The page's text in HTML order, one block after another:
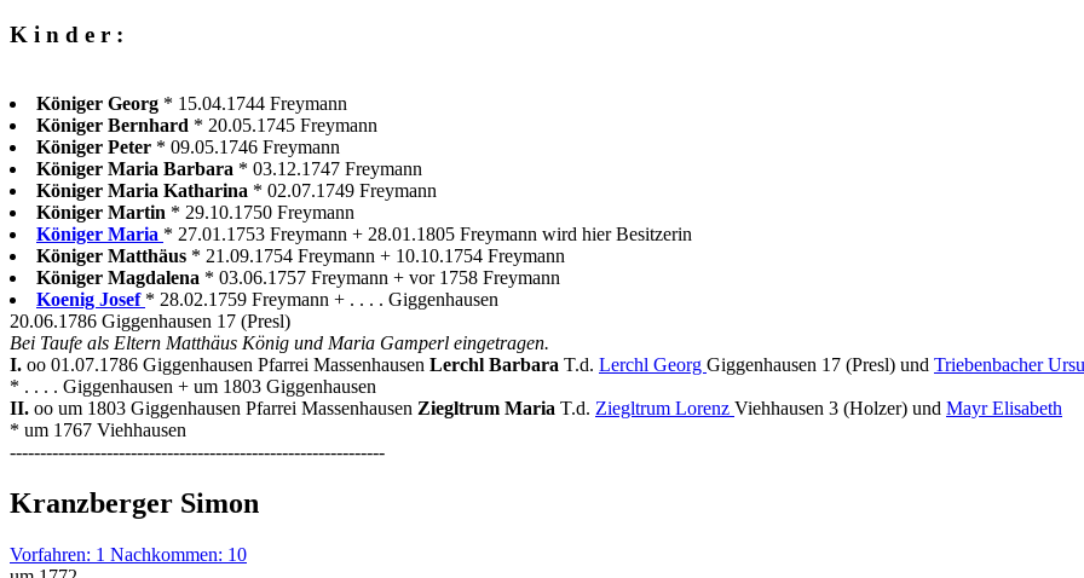
K i n d e r :
Königer Georg * 15.04.1744 Freymann
Königer Bernhard * 20.05.1745 Freymann
Königer Peter * 09.05.1746 Freymann
Königer Maria Barbara * 03.12.1747 Freymann
Königer Maria Katharina * 02.07.1749 Freymann
Königer Martin * 29.10.1750 Freymann
Königer Maria * 27.01.1753 Freymann + 28.01.1805 Freymann wird hier Besitzerin
Königer Matthäus * 21.09.1754 Freymann + 10.10.1754 Freymann
Königer Magdalena * 03.06.1757 Freymann + vor 1758 Freymann
Koenig Josef * 28.02.1759 Freymann + . . . . Giggenhausen
20.06.1786 Giggenhausen 17 (Presl)
Bei Taufe als Eltern Matthäus König und Maria Gamperl eingetragen.
I. oo 01.07.1786 Giggenhausen Pfarrei Massenhausen Lerchl Barbara T.d. Lerchl Georg Giggenhausen 17 (Presl) und Triebenbacher
* . . . . Giggenhausen + um 1803 Giggenhausen
II. oo um 1803 Giggenhausen Pfarrei Massenhausen Ziegltrum Maria T.d. Ziegltrum Lorenz Viehhausen 3 (Holzer) und Mayr Elisabeth
* um 1767 Viehhausen
--------------------------------------------------------------
Kranzberger Simon
Vorfahren: 1 Nachkommen: 10